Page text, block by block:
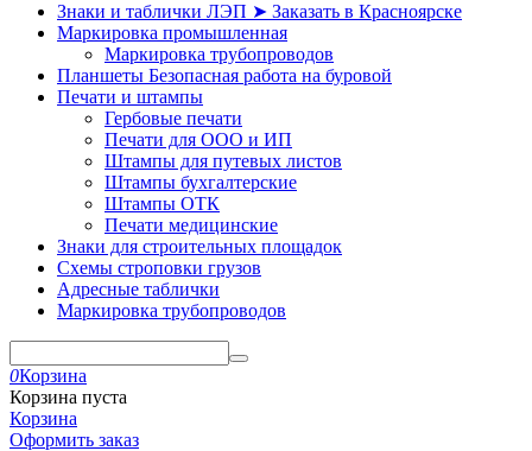
Знаки и таблички ЛЭП ➤ Заказать в Красноярске
Маркировка промышленная
Маркировка трубопроводов
Планшеты Безопасная работа на буровой
Печати и штампы
Гербовые печати
Печати для ООО и ИП
Штампы для путевых листов
Штампы бухгалтерские
Штампы ОТК
Печати медицинские
Знаки для строительных площадок
Схемы строповки грузов
Адресные таблички
Маркировка трубопроводов
0Корзина
Корзина пуста
Корзина
Оформить заказ